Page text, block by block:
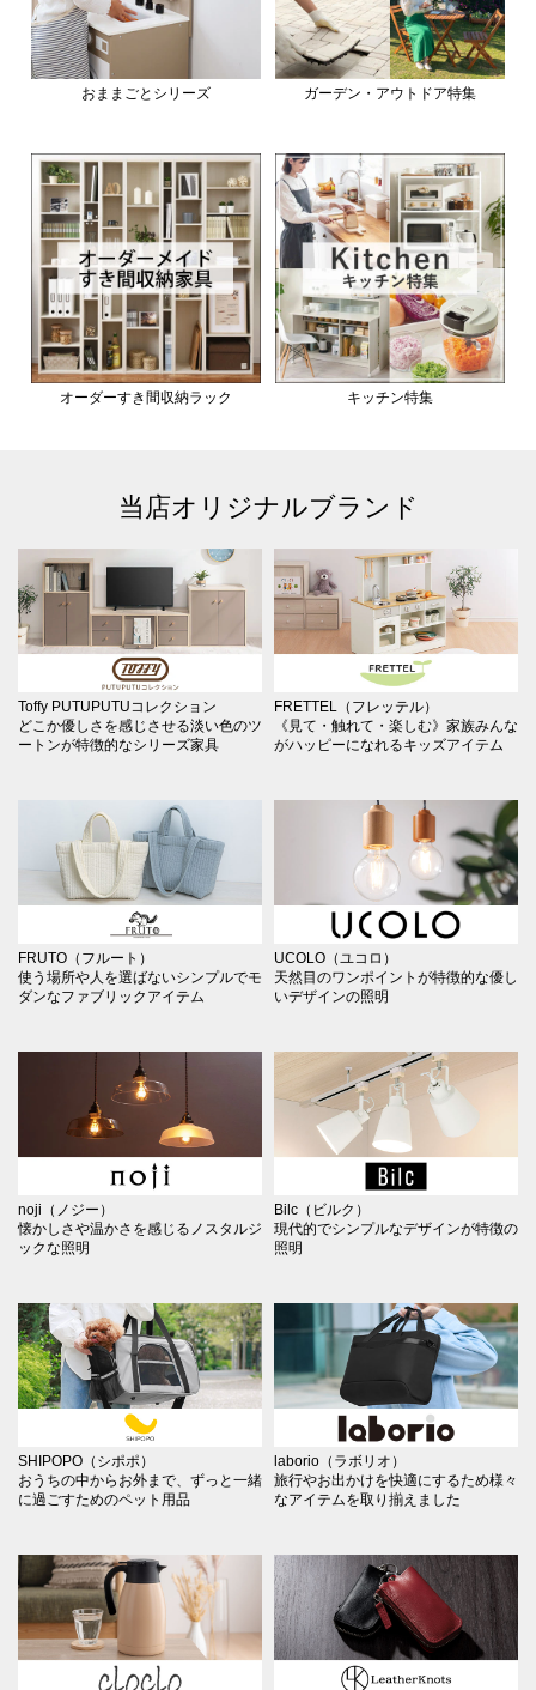
おままごとシリーズ ガーデン・アウトドア特集
オーダーすき間収納ラック キッチン特集
当店オリジナルブランド
Toffy PUTUPUTUコレクション
どこか優しさを感じさせる淡い色のツ
ートンが特徴的なシリーズ家具
FRETTEL（フレッテル）
《見て・触れて・楽しむ》家族みんな
がハッピーになれるキッズアイテム
FRUTO（フルート）
使う場所や人を選ばないシンプルでモ
ダンなファブリックアイテム
UCOLO（ユコロ）
天然目のワンポイントが特徴的な優し
いデザインの照明
noji（ノジー）
懐かしさや温かさを感じるノスタルジ
ックな照明
Bilc（ビルク）
現代的でシンプルなデザインが特徴の
照明
SHIPOPO（シポポ）
おうちの中からお外まで、ずっと一緒
に過ごすためのペット用品
laborio（ラボリオ）
旅行やお出かけを快適にするため様々
なアイテムを取り揃えました